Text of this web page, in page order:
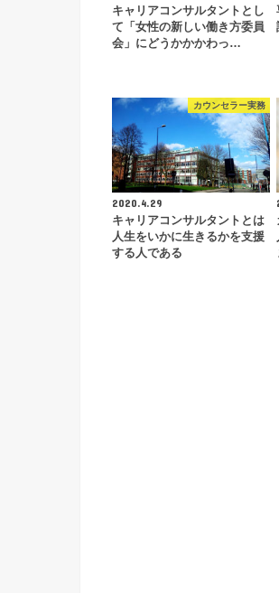
キャリアコンサルタントとし
て「女性の新しい働き方委員
会」にどうかかかわっ…
カウンセラー実務
2020.4.29
キャリアコンサルタントとは
人生をいかに生きるかを支援
する人である